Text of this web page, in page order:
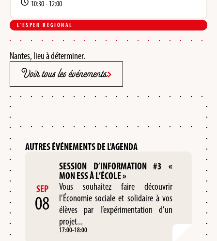
10:30 - 12:00
L'ESPER RÉGIONAL
Nantes, lieu à déterminer.
Voir tous les événements
AUTRES ÉVÉNEMENTS DE L'AGENDA
SEP
08
SESSION D’INFORMATION #3 «
MON ESS À L’ÉCOLE »
Vous souhaitez faire découvrir
l’Économie sociale et solidaire à vos
élèves par l’expérimentation d’un
projet...
17:00-18:00